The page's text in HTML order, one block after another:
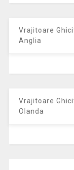
Vrajitoare
Anglia
Vrajitoare
Olanda